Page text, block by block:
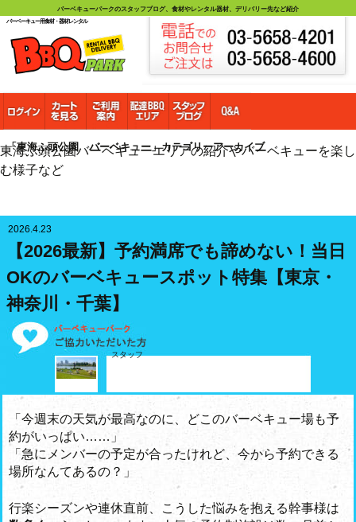
バーベキューパークのスタッフブログ、食材やレンタル器材、デリバリー先など紹介
バーベーキュー用食材・器材レンタル
「東海ふ頭公園 バーベキュー」カテゴリーアーカイブ
東海ふ頭公園バーベキューエリアの紹介やバーベキューを楽し
む様子など
2026.4.23
【2026最新】予約満席でも諦めない！当日
OKのバーベキュースポット特集【東京・
神奈川・千葉】
スタッフ
「今週末の天気が最高なのに、どこのバーベキュー場も予
約がいっぱい……」
「急にメンバーの予定が合ったけれど、今から予約できる
場所なんてあるの？」
行楽シーズンや連休直前、こうした悩みを抱える幹事様は